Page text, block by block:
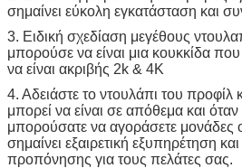
σημαίνει εύκολη εγκατάσταση και
3. Ειδική σχεδίαση μεγέθους
μπορούσε να είναι μια κουκκίδα που
να είναι ακριβής 2k & 4K
4. Αδειάστε το ντουλάπι του προφίλ
μπορεί να είναι σε απόθεμα και
μπορούσατε να αγοράσετε μονάδες
σημαίνει εξαιρετική εξυπηρέτηση
προπόνησης για τους πελάτες σας.